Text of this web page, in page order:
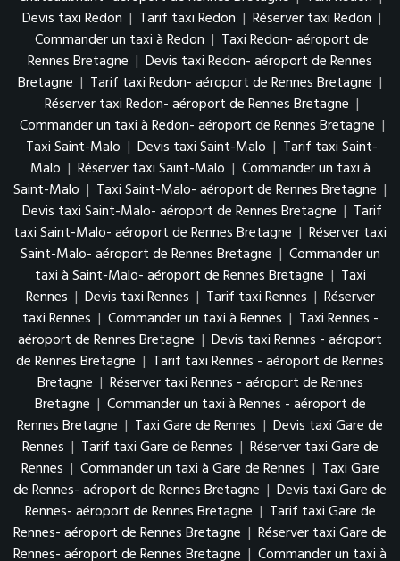
Devis taxi Redon | Tarif taxi Redon | Réserver taxi Redon |
Commander un taxi à Redon | Taxi Redon- aéroport de
Rennes Bretagne | Devis taxi Redon- aéroport de Rennes
Bretagne | Tarif taxi Redon- aéroport de Rennes Bretagne |
Réserver taxi Redon- aéroport de Rennes Bretagne |
Commander un taxi à Redon- aéroport de Rennes Bretagne |
Taxi Saint-Malo | Devis taxi Saint-Malo | Tarif taxi Saint-
Malo | Réserver taxi Saint-Malo | Commander un taxi à
Saint-Malo | Taxi Saint-Malo- aéroport de Rennes Bretagne |
Devis taxi Saint-Malo- aéroport de Rennes Bretagne | Tarif
taxi Saint-Malo- aéroport de Rennes Bretagne | Réserver taxi
Saint-Malo- aéroport de Rennes Bretagne | Commander un
taxi à Saint-Malo- aéroport de Rennes Bretagne | Taxi
Rennes | Devis taxi Rennes | Tarif taxi Rennes | Réserver
taxi Rennes | Commander un taxi à Rennes | Taxi Rennes -
aéroport de Rennes Bretagne | Devis taxi Rennes - aéroport
de Rennes Bretagne | Tarif taxi Rennes - aéroport de Rennes
Bretagne | Réserver taxi Rennes - aéroport de Rennes
Bretagne | Commander un taxi à Rennes - aéroport de
Rennes Bretagne | Taxi Gare de Rennes | Devis taxi Gare de
Rennes | Tarif taxi Gare de Rennes | Réserver taxi Gare de
Rennes | Commander un taxi à Gare de Rennes | Taxi Gare
de Rennes- aéroport de Rennes Bretagne | Devis taxi Gare de
Rennes- aéroport de Rennes Bretagne | Tarif taxi Gare de
Rennes- aéroport de Rennes Bretagne | Réserver taxi Gare de
Rennes- aéroport de Rennes Bretagne | Commander un taxi à